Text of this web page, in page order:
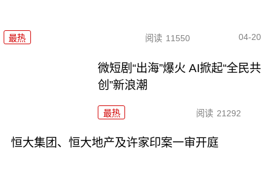
最热 阅读 11550 04-20
微短剧“出海”爆火 AI掀起“全民共
创”新浪潮
最热 阅读 21292
恒大集团、恒大地产及许家印案一审开庭